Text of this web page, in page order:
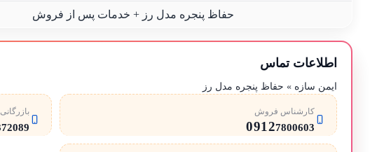
حفاظ پنجره مدل رز + خدمات پس از فروش
اطلاعات تماس
ایمن سازه » حفاظ پنجره مدل رز
کارشناس فروش
09127800603